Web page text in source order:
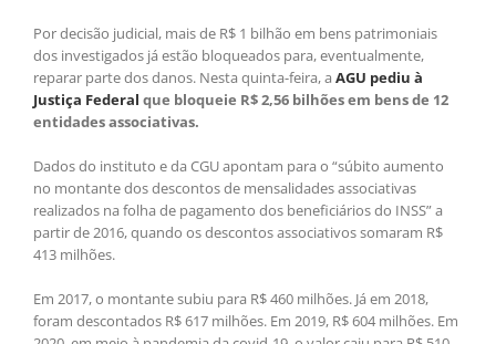
Por decisão judicial, mais de R$ 1 bilhão em bens patrimoniais
dos investigados já estão bloqueados para, eventualmente,
reparar parte dos danos. Nesta quinta-feira, a AGU pediu à
Justiça Federal que bloqueie R$ 2,56 bilhões em bens de 12
entidades associativas.
Dados do instituto e da CGU apontam para o “súbito aumento
no montante dos descontos de mensalidades associativas
realizados na folha de pagamento dos beneficiários do INSS” a
partir de 2016, quando os descontos associativos somaram R$
413 milhões.
Em 2017, o montante subiu para R$ 460 milhões. Já em 2018,
foram descontados R$ 617 milhões. Em 2019, R$ 604 milhões. Em